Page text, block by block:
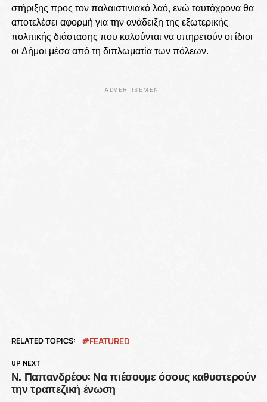
στήριξης προς τον παλαιστινιακό λαό, ενώ ταυτόχρονα θα
αποτελέσει αφορμή για την ανάδειξη της εξωτερικής
πολιτικής διάστασης που καλούνται να υπηρετούν οι ίδιοι
οι Δήμοι μέσα από τη διπλωματία των πόλεων.
ADVERTISEMENT
RELATED TOPICS: FEATURED
UP NEXT
Ν. Παπανδρέου: Να πιέσουμε όσους καθυστερούν
την τραπεζική ένωση